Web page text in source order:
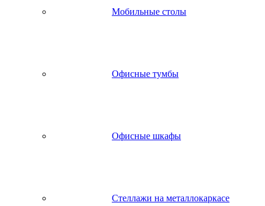
Мобильные столы
Офисные тумбы
Офисные шкафы
Стеллажи на металлокаркасе